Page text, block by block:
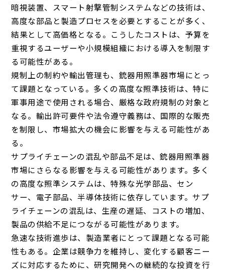
暗視装置、スマート射撃管制システムなどの技術は、
高度な部品と製造プロセスを必要とすることが多く、
結果として高価格となる。こうしたコストは、予算を
重視するユーザーや小規模組織における導入を制限す
る可能性がある。
規制上の制約や輸出管理も、銃器用照準器市場にとっ
て課題となっている。多くの高度な照準技術は、特に
軍事用途で使用される場合、厳格な政府規制の対象と
なる。輸出許可要件や法令遵守義務は、国際的な販売
を制限し、市場拡大の機会に影響を与える可能性があ
る。
サプライチェーンの混乱や部品不足は、銃器用照準器
市場にさらなる影響を与える可能性があります。多く
の高度な照準システムは、特殊な光学部品、セン
サー、電子部品、半導体技術に依存しています。サプ
ライチェーンの混乱は、生産の遅延、コストの増加、
製品の供給不足につながる可能性があります。
急速な技術進歩は、製造業者にとって課題となる可能
性もある。企業は競争力を維持し、変化する顧客ニー
ズに対応するために、研究開発への継続的な投資を行